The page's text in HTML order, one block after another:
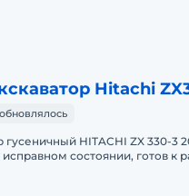
Hitachi
HITACHI ZX 330-3 2007 года
состоянии, готов к